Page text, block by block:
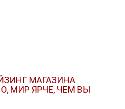
МАГАЗИНА
МИР ЯРЧЕ, ЧЕМ ВЫ